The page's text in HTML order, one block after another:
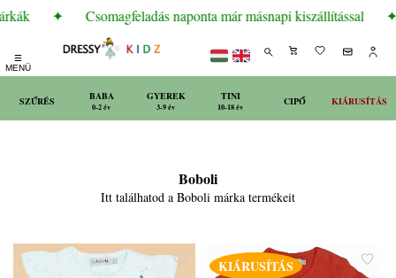
✦ Csomagfeladás naponta már másnapi kiszállítással ✦
☰
MENÜ
SZŰRÉS BABA
0-2 év
GYEREK
3-9 év
TINI
10-18 év CIPŐ KIÁRUSÍTÁS
Boboli
Itt találhatod a Boboli márka termékeit
KIÁRUSÍTÁS